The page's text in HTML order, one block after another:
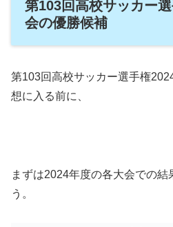
第103回高校サッカー
会の優勝候補
第103回高校サッカー選手権
想に入る前に、
まずは2024年度の各大会での結
う。